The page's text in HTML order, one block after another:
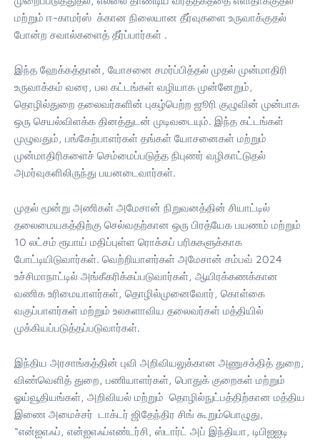
மற்றும் ஈ-காமர்ஸ் க்கான நிலையான தீர்வுகளை உருவாக்குதல்
போன்ற சவால்களைத் தீர்ப்பார்கள் .
இந்த ஹேக்கத்தான், யோசனை சமர்ப்பித்தல் முதல் முன்மாதிரி
உருவாக்கம் வரை, பல கட்டங்கள் வழியாக முன்னேறும்,
தொழில்துறை தலைவர்களின் புகழ்பெற்ற ஜூரி குழுவின் முன்பாக
ஒரு செயல்விளக்க தினத்துடன் முடிவடையும். இந்த கட்டங்கள்
முழுவதும், பங்கேற்பாளர்கள் தங்கள் யோசனைகள் மற்றும்
முன்மாதிரிகளைச் செம்மைப்படுத்த நிபுணர் வழிகாட்டுதல்
அமர்வுகளிலிருந்து பயனடைவார்கள்.
முதல் மூன்று அணிகள் அமேசான் நிறுவனத்தின் சியாட்டில்
தலைமையகத்திற்கு செல்வதற்கான ஒரு பிரத்யேக பயணம் மற்றும்
10 லட்சம் ரூபாய் மதிப்புள்ள ரொக்கப் பரிசுகளுக்காக
போட்டியிடுவார்கள். வெற்றியாளர்கள் அமேசான் சம்பவ் 2024
உச்சிமாநாட்டில் அங்கீகரிக்கப்படுவார்கள், ஆயிரக்கணக்கான
வணிக உரிமையாளர்கள், தொழில்முனைவோர், கொள்கை
வகுப்பாளர்கள் மற்றும் உலகளாவிய தலைவர்கள் மத்தியில்
முக்கியப்படுத்தப்படுவார்கள்.
இந்திய அரசாங்கத்தின் புவி அறிவியலுக்கான அணுசக்தித் துறை,
விண்வெளித் துறை, பணியாளர்கள், பொதுக் குறைகள் மற்றும்
ஓய்வூதியங்கள், அறிவியல் மற்றும் தொழில்நுட்பத்திற்கான மத்திய
இணை அமைச்சர் டாக்டர் ஜிதேந்திர சிங் கூறும்பொழுது,
“என்ஐஎஃப், என்ஐஎஃப்எண்டர்சி, ஸ்டார்ட் அப் இந்தியா, டிபிஐஐடி